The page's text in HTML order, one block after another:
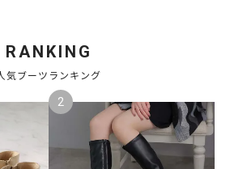
RANKING
気ブーツランキング